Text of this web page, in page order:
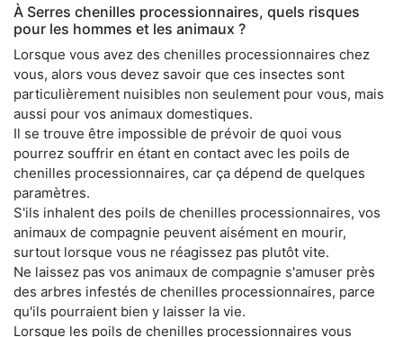
À Serres chenilles processionnaires, quels risques
pour les hommes et les animaux ?
Lorsque vous avez des chenilles processionnaires chez
vous, alors vous devez savoir que ces insectes sont
particulièrement nuisibles non seulement pour vous, mais
aussi pour vos animaux domestiques.
Il se trouve être impossible de prévoir de quoi vous
pourrez souffrir en étant en contact avec les poils de
chenilles processionnaires, car ça dépend de quelques
paramètres.
S'ils inhalent des poils de chenilles processionnaires, vos
animaux de compagnie peuvent aisément en mourir,
surtout lorsque vous ne réagissez pas plutôt vite.
Ne laissez pas vos animaux de compagnie s'amuser près
des arbres infestés de chenilles processionnaires, parce
qu'ils pourraient bien y laisser la vie.
Lorsque les poils de chenilles processionnaires vous